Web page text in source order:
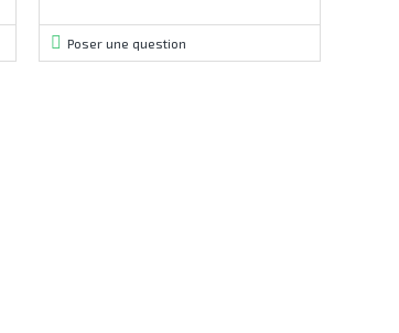
Poser une question